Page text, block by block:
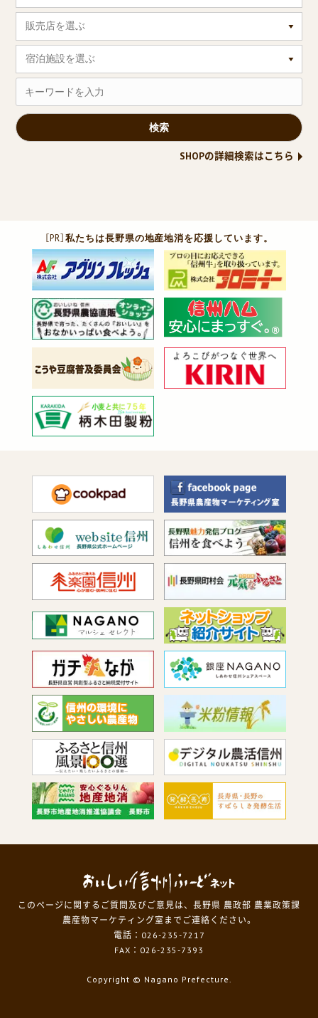
販売店を選ぶ
宿泊施設を選ぶ
SHOPの詳細検索はこちら
［PR］私たちは長野県の地産地消を応援しています。
このページに関するご質問及びご意見は、長野県 農政部 農業政策課
農産物マーケティング室までご連絡ください。
電話：026-235-7217
FAX：026-235-7393
Copyright © Nagano Prefecture.